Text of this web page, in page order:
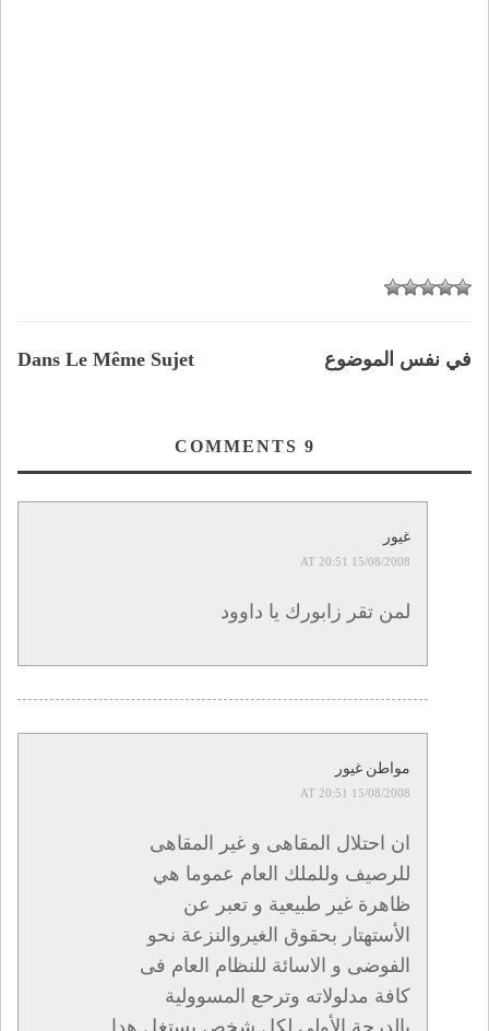
Dans Le Même Sujet في نفس الموضوع
9
غيور
15/08/2008 AT 20:51
لمن تقر زابورك يا داوود
مواطن غيور
15/08/2008 AT 20:51
ان احتلال المقاهى و غير المقاهى
للرصيف وللملك العام عموما هي
ظاهرة غير طبيعية و تعبر عن
الأستهتار بحقوق الغيروالنزعة نحو
الفوضى و الاسائة للنظام العام فى
كافة مدلولاته وترحع المسوولية
بالدرجة الأولى لكل شخص يستغل هدا